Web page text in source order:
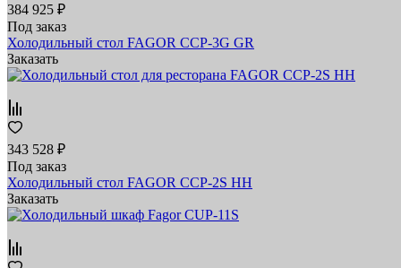
384 925 ₽
Под заказ
Холодильный стол FAGOR СCP-3G GR
Заказать
343 528 ₽
Под заказ
Холодильный стол FAGOR CCP-2S HH
Заказать